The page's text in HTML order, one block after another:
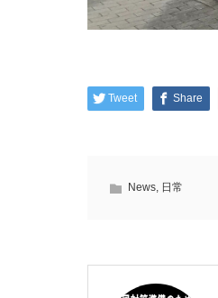
Tweet Share
News, 日常